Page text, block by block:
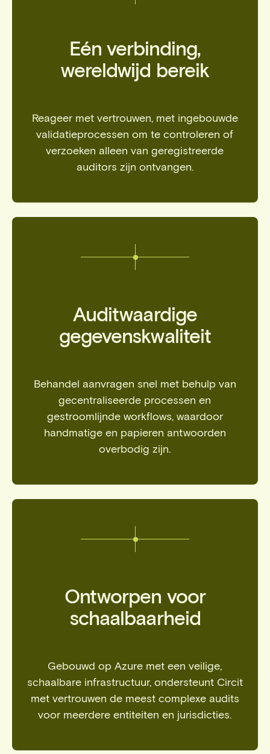
Eén verbinding,
wereldwijd bereik
Reageer met vertrouwen, met ingebouwde
validatieprocessen om te controleren of
verzoeken alleen van geregistreerde
auditors zijn ontvangen.
Auditwaardige
gegevenskwaliteit
Behandel aanvragen snel met behulp van
gecentraliseerde processen en
gestroomlijnde workflows, waardoor
handmatige en papieren antwoorden
overbodig zijn.
Ontworpen voor
schaalbaarheid
Gebouwd op Azure met een veilige,
schaalbare infrastructuur, ondersteunt Circit
met vertrouwen de meest complexe audits
voor meerdere entiteiten en jurisdicties.